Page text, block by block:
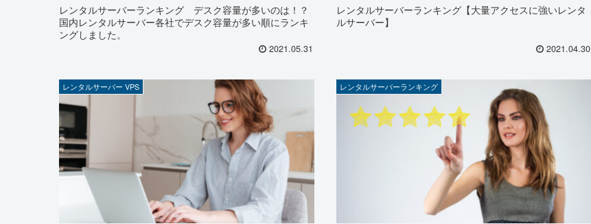
レンタルサーバーランキング デスク容量が多いのは！？
国内レンタルサーバー各社でデスク容量が多い順にランキ
ングしました。
2021.05.31
レンタルサーバーランキング【大量アクセスに強いレンタ
ルサーバー】
2021.04.30
レンタルサーバー VPS レンタルサーバーランキング